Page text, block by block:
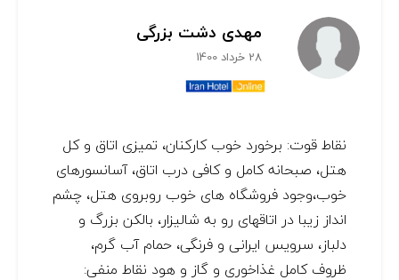
مهدی دشت بزرگی
28 خرداد 1400
نقاط قوت: برخورد خوب کارکنان، تمیزی اتاق و کل
هتل، صبحانه کامل و کافی درب اتاق، آسانسورهای
خوب،وجود فروشگاه های خوب روبروی هتل، چشم
انداز زیبا در اتاقهای رو به شالیزار، بالکن بزرگ و
دلباز، سرویس ایرانی و فرنگی، حمام آب گرم،
ظروف کامل غذاخوری و گاز و هود نقاط منفی: